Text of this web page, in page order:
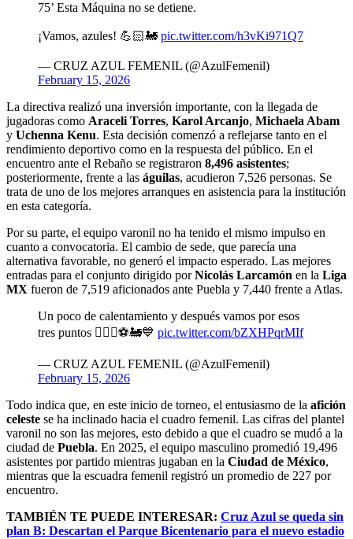
75’ Esta Máquina no se detiene.
¡Vamos, azules! 💪🏻🚂 pic.twitter.com/h3vKi971Q7
— CRUZ AZUL FEMENIL (@AzulFemenil)
February 15, 2026
La directiva realizó una inversión importante, con la llegada de
jugadoras como Araceli Torres, Karol Arcanjo, Michaela Abam
y Uchenna Kenu. Esta decisión comenzó a reflejarse tanto en el
rendimiento deportivo como en la respuesta del público. En el
encuentro ante el Rebaño se registraron 8,496 asistentes;
posteriormente, frente a las águilas, acudieron 7,526 personas. Se
trata de uno de los mejores arranques en asistencia para la institución
en esta categoría.
Por su parte, el equipo varonil no ha tenido el mismo impulso en
cuanto a convocatoria. El cambio de sede, que parecía una
alternativa favorable, no generó el impacto esperado. Las mejores
entradas para el conjunto dirigido porNicolás Larcamón en la Liga
MX fueron de 7,519 aficionados ante Puebla y 7,440 frente a Atlas.
Un poco de calentamiento y después vamos por esos
tres puntos 🏃🏻‍♀️⚽️🚂💙 pic.twitter.com/bZXHPqrMIf
— CRUZ AZUL FEMENIL (@AzulFemenil)
February 15, 2026
Todo indica que, en este inicio de torneo, el entusiasmo de la afición
celeste se ha inclinado hacia el cuadro femenil. Las cifras del plantel
varonil no son las mejores, esto debido a que el cuadro se mudó a la
ciudad de Puebla. En 2025, el equipo masculino promedió 19,496
asistentes por partido mientras jugaban en la Ciudad de México,
mientras que la escuadra femenil registró un promedio de 227 por
encuentro.
TAMBIÉN TE PUEDE INTERESAR: Cruz Azul se queda sin
plan B: Descartan el Parque Bicentenario para el nuevo estadio